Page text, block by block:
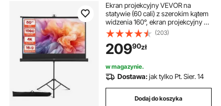
Ekran projekcyjny VEVOR na
statywie (60 cali) z szerokim kątem
widzenia 160°, ekran projekcyjny do
użytku wewnątrz i na zewnątrz,
projektor 16:9 4K HD, przenośny
ekran filmowy z torbą do
prezentacji kina domowego
(203)
20990zł
w magazynie.
Dostawa:jak tylko Pt. Sier. 14
Dodaj do koszyka